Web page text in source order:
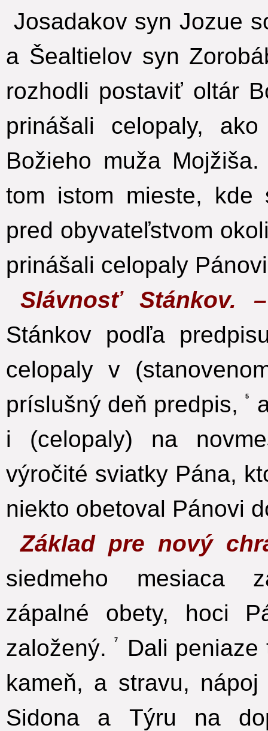
Josadakov syn Jozue
a Šealtielov syn
rozhodli postaviť oltár
prinášali celopaly,
Božieho muža Mojžiša.
tom istom mieste,
pred obyvateľstvom
prinášali celopaly
Slávnosť Stánkov.
Stánkov podľa
celopaly v
príslušný deň predpis,
5
i (celopaly) na
výročité sviatky Pána,
niekto obetoval Pánovi
Základ pre nový
siedmeho mesiaca
zápalné obety, hoci
založený.
7
Dali
kameň, a stravu,
Sidona a Týru na